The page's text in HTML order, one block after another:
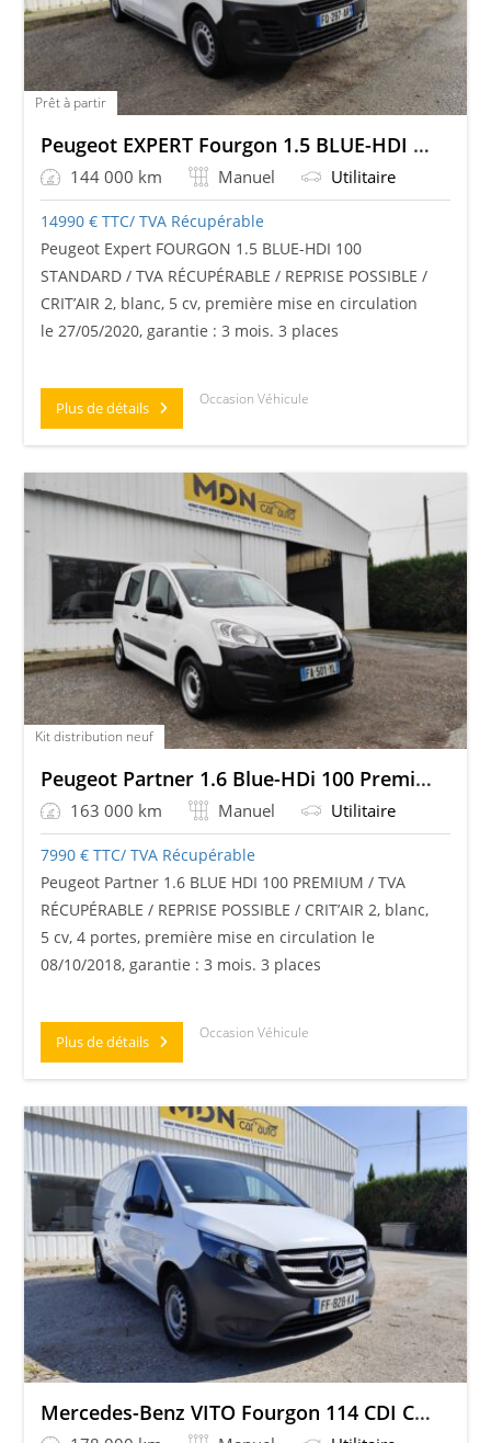
Prêt à partir
Peugeot EXPERT Fourgon 1.5 BLUE-HDI 100 STANDARD
144 000 km Manuel Utilitaire
14990€ TTC/ TVA Récupérable
Peugeot Expert FOURGON 1.5 BLUE-HDI 100
STANDARD / TVA RÉCUPÉRABLE / REPRISE POSSIBLE /
CRIT’AIR 2, blanc, 5 cv, première mise en circulation
le 27/05/2020, garantie : 3 mois. 3 places
Plus de détails Occasion Véhicule
Kit distribution neuf
Peugeot Partner 1.6 Blue-HDi 100 Premium / Reprise possible
163 000 km Manuel Utilitaire
7990€ TTC/ TVA Récupérable
Peugeot Partner 1.6 BLUE HDI 100 PREMIUM / TVA
RÉCUPÉRABLE / REPRISE POSSIBLE / CRIT’AIR 2, blanc,
5 cv, 4 portes, première mise en circulation le
08/10/2018, garantie : 3 mois. 3 places
Plus de détails Occasion Véhicule
Mercedes-Benz VITO Fourgon 114 CDI Compact PRO